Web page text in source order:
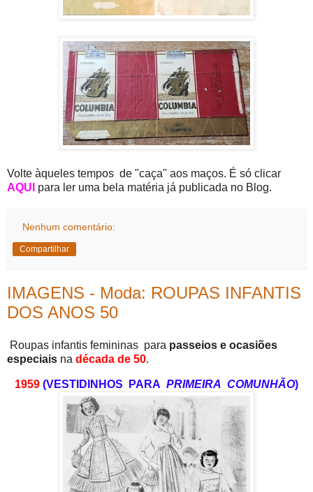
Volte àqueles tempos de "caça" aos maços. É só clicar
AQUI para ler uma bela matéria já publicada no Blog.
Nenhum comentário:
Compartilhar
IMAGENS - Moda: ROUPAS INFANTIS
DOS ANOS 50
Roupas infantis femininas para passeios e ocasiões
especiais na década de 50.
1959 (VESTIDINHOS PARA PRIMEIRA COMUNHÃO)